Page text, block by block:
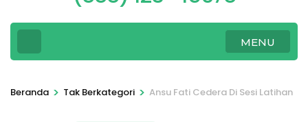
MENU
Beranda > Tak Berkategori > Ansu Fati Cedera Di Sesi Latihan